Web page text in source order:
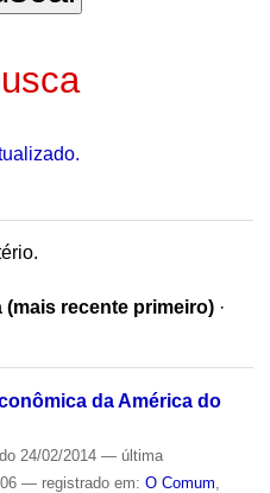
(mais recente primeiro) ·
da América do
24/02/2014 — última
— registrado em: O Comum